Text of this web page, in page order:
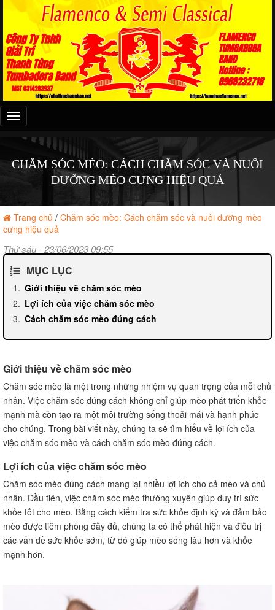
Đây
là
menu
CHĂM SÓC MÈO: CÁCH CHĂM SÓC VÀ NUÔI
DƯỠNG MÈO CƯNG HIỆU QUẢ
Trang chủ / Chăm sóc mèo: Cách chăm sóc và nuôi dưỡng mèo
cưng hiệu quả
Thứ sáu - 23/06/2023 09:55
MỤC LỤC
Giới thiệu về chăm sóc mèo
Lợi ích của việc chăm sóc mèo
Cách chăm sóc mèo đúng cách
Giới thiệu về chăm sóc mèo
Chăm sóc mèo là một trong những nhiệm vụ quan trọng của mỗi chủ
nhân. Việc chăm sóc đúng cách không chỉ giúp mèo phát triển khỏe
mạnh mà còn tạo ra một môi trường sống thoải mái và hạnh phúc
cho chúng. Trong bài viết này, chúng ta sẽ tìm hiểu về lợi ích của
việc chăm sóc mèo và cách chăm sóc mèo đúng cách.
Lợi ích của việc chăm sóc mèo
Chăm sóc mèo đúng cách mang lại nhiều lợi ích cho cả mèo và chủ
nhân. Đầu tiên, việc chăm sóc mèo thường xuyên giúp duy trì sức
khỏe tốt cho mèo. Bằng cách kiểm tra sức khỏe định kỳ và đảm bảo
mèo được tiêm phòng đầy đủ, chúng ta có thể phát hiện và điều trị
các vấn đề sức khỏe sớm, từ đó giúp mèo sống lâu hơn và khỏe
mạnh hơn.